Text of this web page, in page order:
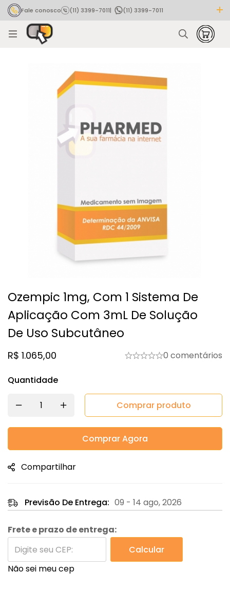
Fale conosco (11) 3399-7011|
(11) 3399-7011
Rastrear pedido
Ozempic 1mg, Com 1 Sistema De
Aplicação Com 3mL De Solução
De Uso Subcutâneo
R$ 1.065,00 0 comentários
Quantidade
Comprar produto
Comprar Agora
Compartilhar
Previsão De Entrega: 09 - 14 ago, 2026
Frete e prazo de entrega:
Calcular
Não sei meu cep